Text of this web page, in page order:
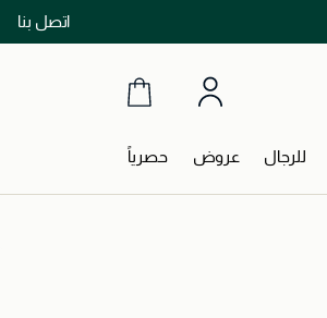
اتصل بنااشتري الآن و ادفع لاحقاً مع تابي و تمارا!
للرجال عروض حصرياً